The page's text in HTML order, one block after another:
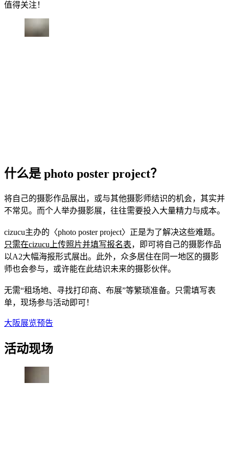
值得关注！
什么是 photo poster project？
将自己的摄影作品展出，或与其他摄影师结识的机会，其实并
不常见。而个人举办摄影展，往往需要投入大量精力与成本。
cizucu主办的〈photo poster project〉正是为了解决这些难题。
只需在cizucu上传照片并填写报名表，即可将自己的摄影作品
以A2大幅海报形式展出。此外，众多居住在同一地区的摄影
师也会参与，或许能在此结识未来的摄影伙伴。
无需“租场地、寻找打印商、布展”等繁琐准备。只需填写表
单，现场参与活动即可！
大阪展览预告
活动现场